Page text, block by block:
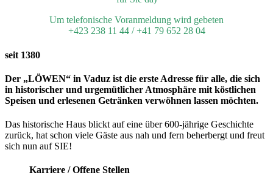
Um telefonische Voranmeldung wird gebeten
+423 238 11 44 / +41 79 652 28 04
seit 1380
Der „LÖWEN“ in Vaduz ist die erste Adresse für alle, die sich
in historischer und urgemütlicher Atmosphäre mit köstlichen
Speisen und erlesenen Getränken verwöhnen lassen möchten.
Das historische Haus blickt auf eine über 600-jährige Geschichte
zurück, hat schon viele Gäste aus nah und fern beherbergt und freut
sich nun auf SIE!
Karriere / Offene Stellen